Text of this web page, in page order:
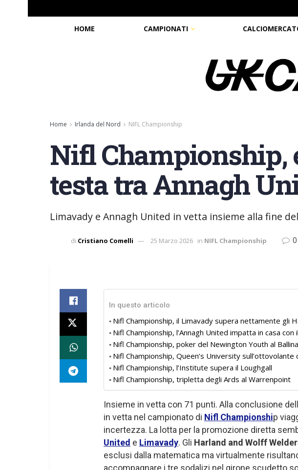
HOME CAMPIONATI
Home Irlanda del Nord NIFL Championship
Nifl Championship,
testa tra Annagh
Limavady e Annagh United in vetta insieme alla fine
di Cristiano Comelli 25 Marzo 2026 in NIFL Championship 0
In questo articolo
Nifl Championship, il Limavady supera nettamente gli
Nifl Championship, l’Annagh United impatta in casa con
Nifl Championship, poker del Newington Youth al
Nifl Championship, Queen’s University sull’ottovolante
Nifl Championship, l’Institute supera il Loughgall
Nifl Championship, tripletta degli Ards al Warrenpoint
Insieme in vetta con 71 punti. Alla conclusione
in vetta nel campionato di Nifl Championship
incertezza. La lotta per la promozione diretta
United e Limavady. Gli Harland and Wolff
esclusi dalla matematica ma virtualmente